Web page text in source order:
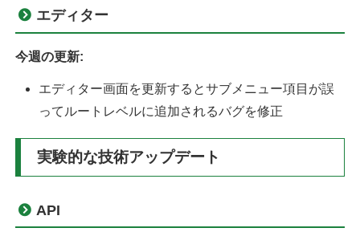
エディター
今週の更新:
エディター画面を更新するとサブメニュー項目が誤
ってルートレベルに追加されるバグを修正
実験的な技術アップデート
API